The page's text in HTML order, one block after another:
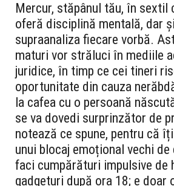
Mercur, stăpânul tău, în sextil
oferă disciplină mentală, dar
supraanaliza fiecare vorbă.
maturi vor străluci în mediile
juridice, în timp ce cei tineri
oportunitate din cauza
la cafea cu o persoană
se va dovedi surprinzător de
notează ce spune, pentru că
unui blocaj emoțional vechi
faci cumpărături impulsive de
gadgeturi după ora 18; e doar